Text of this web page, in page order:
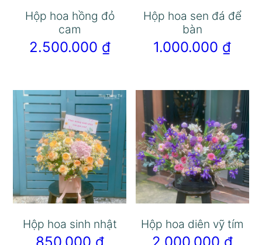
Hộp hoa hồng đỏ
cam
2.500.000 ₫
Hộp hoa sen đá để
bàn
1.000.000 ₫
Hộp hoa sinh nhật Hộp hoa diên vỹ tím